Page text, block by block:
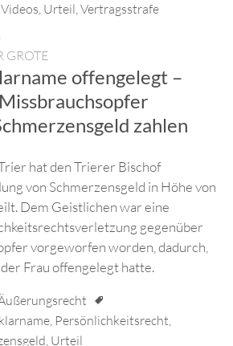
Videos, Urteil,Vertragsstrafe
GROTE
offengelegt –
zahlen
hat den Trierer Bischof
von Schmerzensgeld in Höhe von
Dem Geistlichen war eine
gegenüber
vorgeworfen worden, dadurch,
Frau offengelegt hatte.
klarname, Persönlichkeitsrecht,
, Urteil